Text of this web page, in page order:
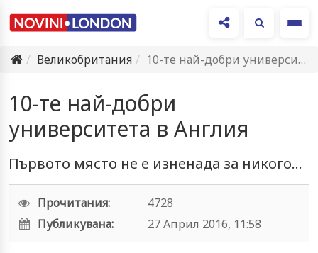
Великобритания
10-те най-добри университетa в Англия
10-те най-добри
университетa в Англия
Първото място не е изненада за никого...
Прочитания:
4728
Публикувана:
27 Април 2016, 11:58